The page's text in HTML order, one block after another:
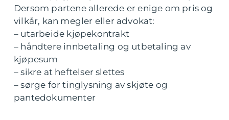
Dersom partene allerede er enige om pris og
vilkår, kan megler eller advokat:
– utarbeide kjøpekontrakt
– håndtere innbetaling og utbetaling av
kjøpesum
– sikre at heftelser slettes
– sørge for tinglysning av skjøte og
pantedokumenter